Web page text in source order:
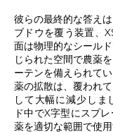
彼らの最終的な答え
ブドウを覆う装置、
面は物理的なシール
じられた空間で農薬
ーテンを備えられて
薬の拡散は、覆われ
して大幅に減少しま
ド中でX字型にスプ
薬を適切な範囲で使